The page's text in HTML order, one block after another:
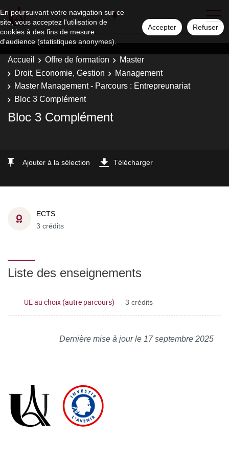
En poursuivant votre navigation sur ce
site, vous acceptez l'utilisation de
cookies à des fins de mesure
d'audience (statistiques anonymes).
Accepter Refuser
Accueil Offre de formation
Master
Droit, Economie, Gestion
Management
Master Management - Parcours : Entrepreunariat
Bloc 3 Complément
Bloc 3 Complément
Ajouter à la sélection Télécharger
ECTS
3 crédits
Liste des enseignements
UE au choix (autre parcours) 3 crédits
Dernière mise à jour le 17 septembre 2025